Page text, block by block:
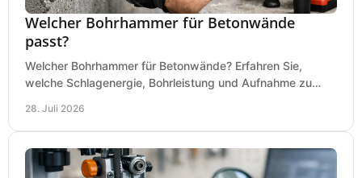
Welcher Bohrhammer für Betonwände
passt?
Welcher Bohrhammer für Betonwände? Erfahren Sie,
welche Schlagenergie, Bohrleistung und Aufnahme zu
28. Juli 2026